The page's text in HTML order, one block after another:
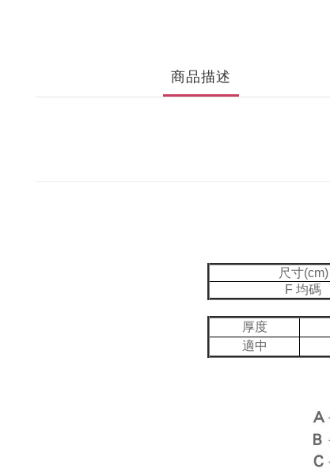
商品描述
尺寸(cm)
F 均碼
厚度
適中